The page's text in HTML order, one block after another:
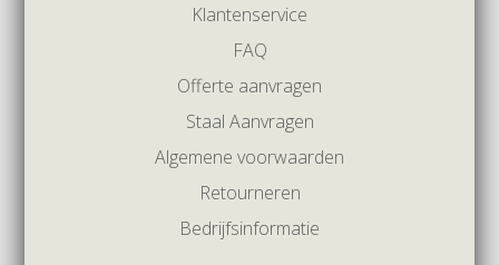
Klantenservice
FAQ
Offerte aanvragen
Staal Aanvragen
Algemene voorwaarden
Retourneren
Bedrijfsinformatie